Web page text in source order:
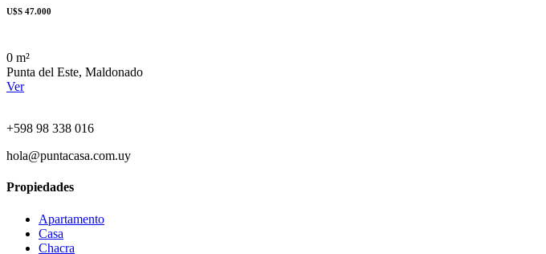
U$S 47.000
0 m²
Punta del Este, Maldonado
Ver
+598 98 338 016
hola@puntacasa.com.uy
Propiedades
Apartamento
Casa
Chacra